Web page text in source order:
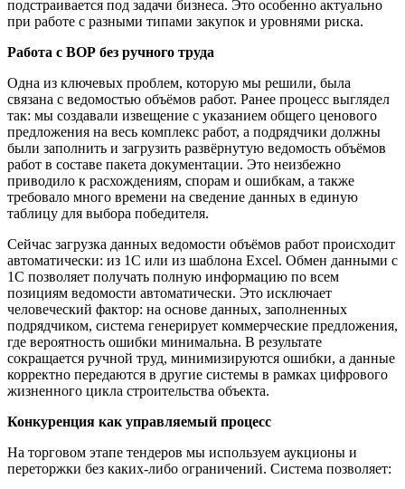
подстраивается под задачи бизнеса. Это особенно актуально
при работе с разными типами закупок и уровнями риска.
Работа с ВОР без ручного труда
Одна из ключевых проблем, которую мы решили, была
связана с ведомостью объёмов работ. Ранее процесс выглядел
так: мы создавали извещение с указанием общего ценового
предложения на весь комплекс работ, а подрядчики должны
были заполнить и загрузить развёрнутую ведомость объёмов
работ в составе пакета документации. Это неизбежно
приводило к расхождениям, спорам и ошибкам, а также
требовало много времени на сведение данных в единую
таблицу для выбора победителя.
Сейчас загрузка данных ведомости объёмов работ происходит
автоматически: из 1С или из шаблона Excel. Обмен данными с
1С позволяет получать полную информацию по всем
позициям ведомости автоматически. Это исключает
человеческий фактор: на основе данных, заполненных
подрядчиком, система генерирует коммерческие предложения,
где вероятность ошибки минимальна. В результате
сокращается ручной труд, минимизируются ошибки, а данные
корректно передаются в другие системы в рамках цифрового
жизненного цикла строительства объекта.
Конкуренция как управляемый процесс
На торговом этапе тендеров мы используем аукционы и
переторжки без каких‑либо ограничений. Система позволяет: